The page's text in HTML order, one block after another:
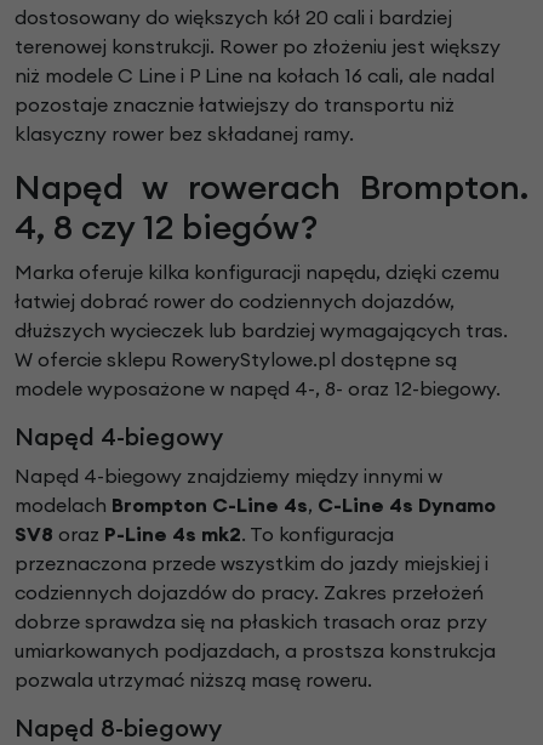
dostosowany do większych kół 20 cali i bardziej
terenowej konstrukcji. Rower po złożeniu jest większy
niż modele C Line i P Line na kołach 16 cali, ale nadal
pozostaje znacznie łatwiejszy do transportu niż
klasyczny rower bez składanej ramy.
Napęd w rowerach Brompton.
4, 8 czy 12 biegów?
Marka oferuje kilka konfiguracji napędu, dzięki czemu
łatwiej dobrać rower do codziennych dojazdów,
dłuższych wycieczek lub bardziej wymagających tras.
W ofercie sklepu RoweryStylowe.pl dostępne są
modele wyposażone w napęd 4-, 8- oraz 12-biegowy.
Napęd 4-biegowy
Napęd 4-biegowy znajdziemy między innymi w
modelach Brompton C-Line 4s, C-Line 4s Dynamo
SV8 oraz P-Line 4s mk2. To konfiguracja
przeznaczona przede wszystkim do jazdy miejskiej i
codziennych dojazdów do pracy. Zakres przełożeń
dobrze sprawdza się na płaskich trasach oraz przy
umiarkowanych podjazdach, a prostsza konstrukcja
pozwala utrzymać niższą masę roweru.
Napęd 8-biegowy